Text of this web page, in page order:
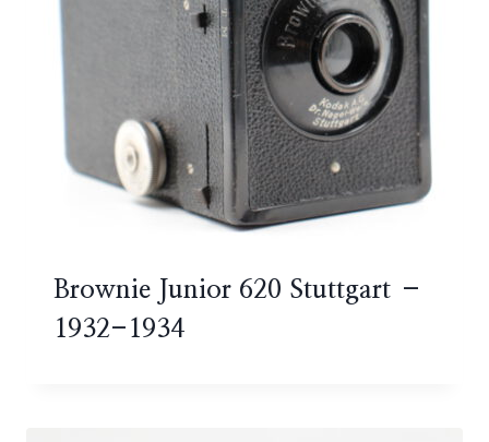
Brownie Junior 620 Stuttgart –
1932-1934